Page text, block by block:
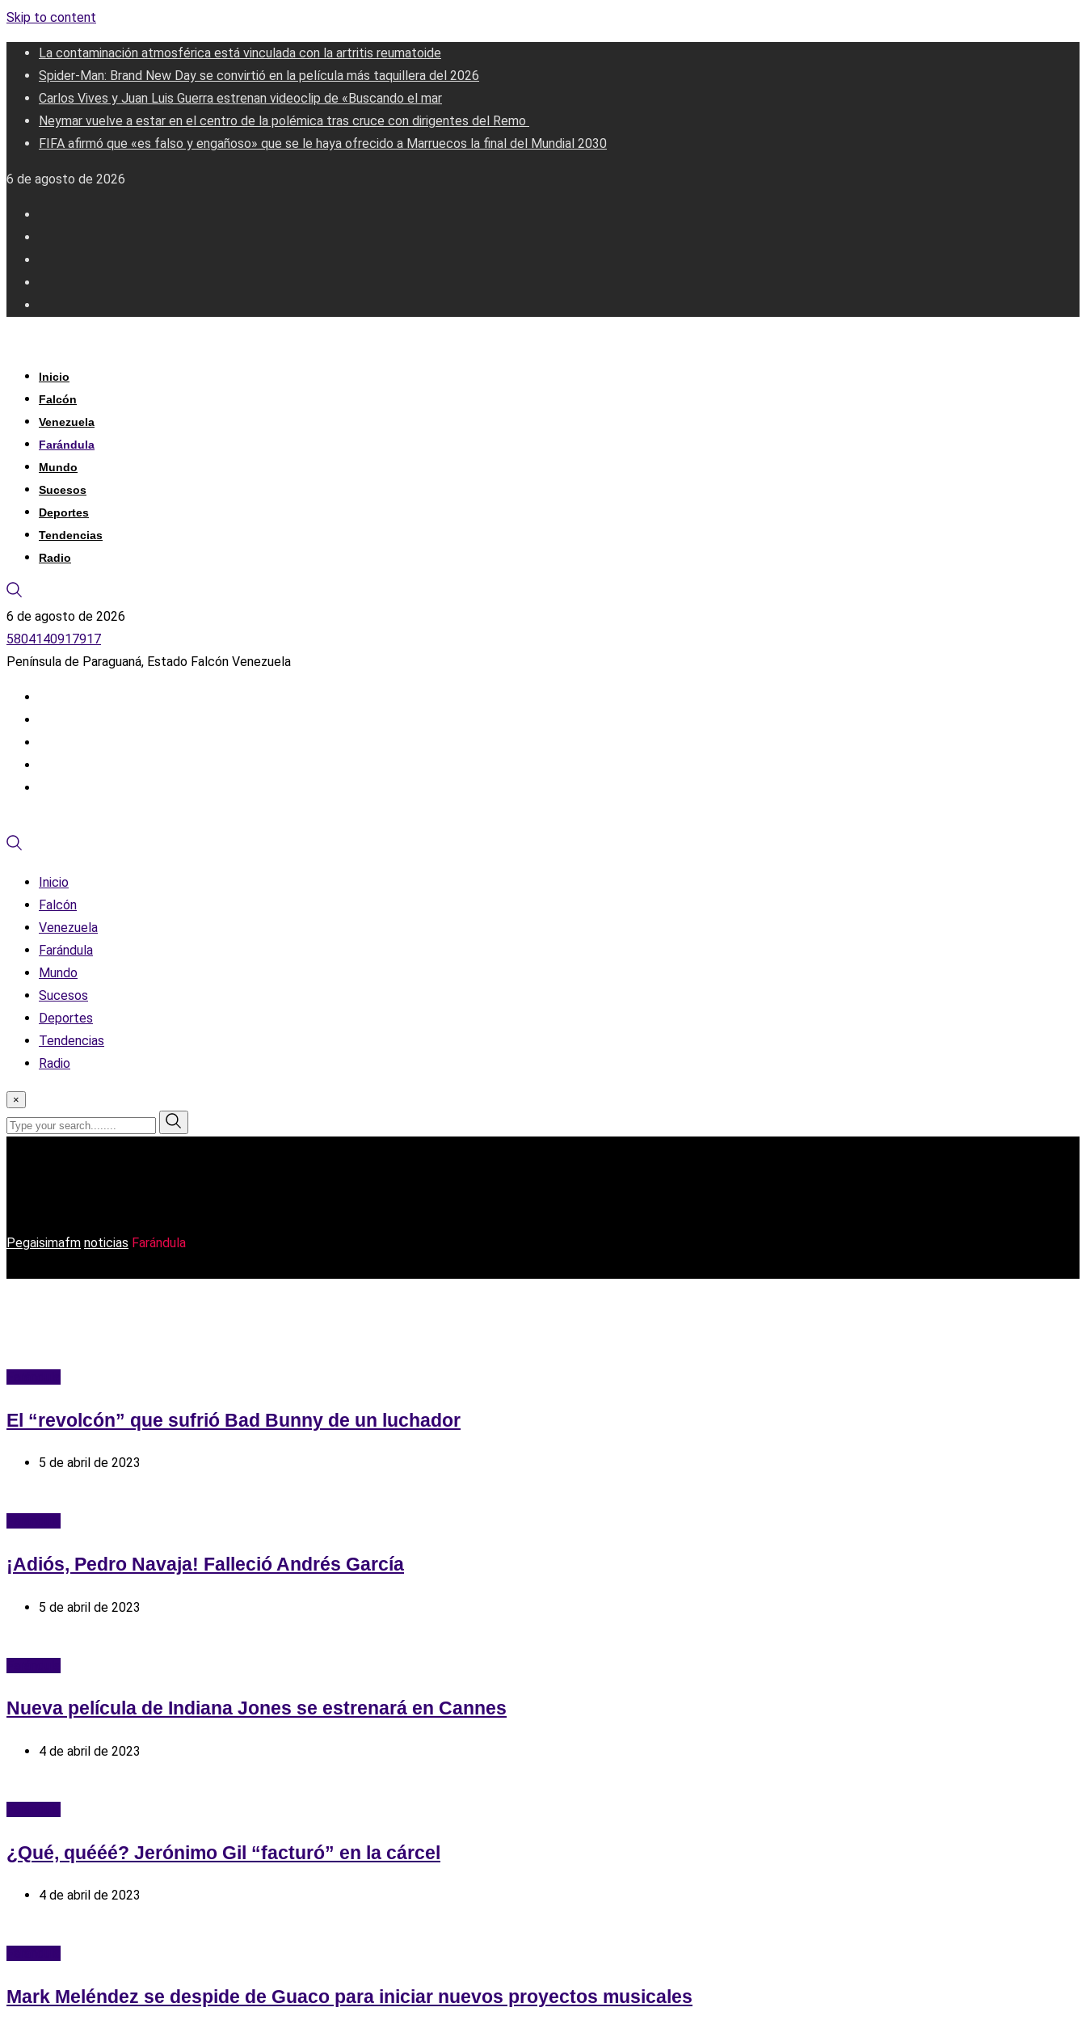
Skip to content
La contaminación atmosférica está vinculada con la artritis reumatoide
Spider-Man: Brand New Day se convirtió en la película más taquillera del 2026
Carlos Vives y Juan Luis Guerra estrenan videoclip de «Buscando el mar
Neymar vuelve a estar en el centro de la polémica tras cruce con dirigentes del Remo ‎
FIFA afirmó que «es falso y engañoso» que se le haya ofrecido a Marruecos la final del Mundial 2030
6 de agosto de 2026
Inicio
Falcón
Venezuela
Farándula
Mundo
Sucesos
Deportes
Tendencias
Radio
6 de agosto de 2026
5804140917917
Península de Paraguaná, Estado Falcón Venezuela
Inicio
Falcón
Venezuela
Farándula
Mundo
Sucesos
Deportes
Tendencias
Radio
×
Pegaisimafm noticias Farándula
El “revolcón” que sufrió Bad Bunny de un luchador
5 de abril de 2023
¡Adiós, Pedro Navaja! Falleció Andrés García
5 de abril de 2023
Nueva película de Indiana Jones se estrenará en Cannes
4 de abril de 2023
¿Qué, quééé? Jerónimo Gil “facturó” en la cárcel
4 de abril de 2023
Mark Meléndez se despide de Guaco para iniciar nuevos proyectos musicales